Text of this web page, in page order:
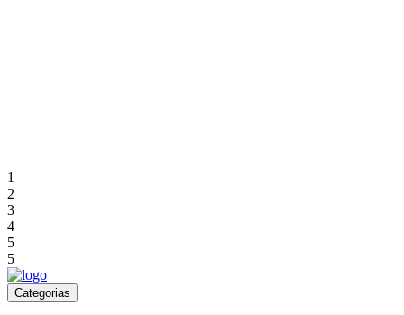
1
2
3
4
5
5
Categorias